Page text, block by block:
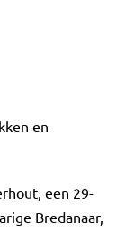
en
een 29-
Bredanaar,